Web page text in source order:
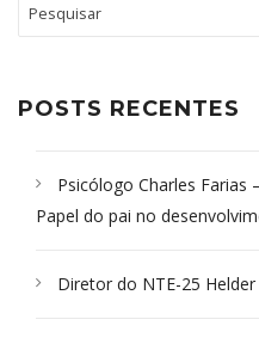
POSTS RECENTES
Psicólogo Charles Farias
Papel do pai no
Diretor do NTE-25